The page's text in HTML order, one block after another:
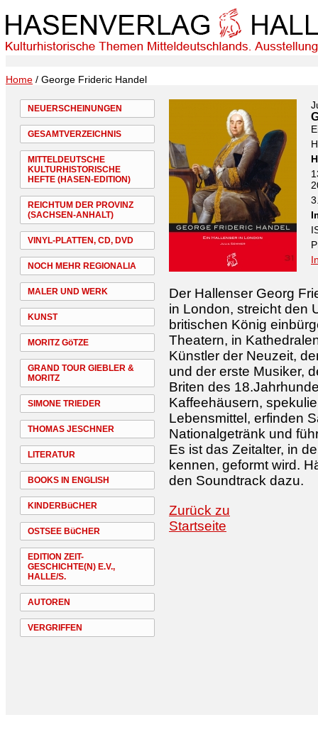
Home / George Frideric Handel
NEUERSCHEINUNGEN
GESAMTVERZEICHNIS
MITTELDEUTSCHE
KULTURHISTORISCHE
HEFTE (HASEN-EDITION)
REICHTUM DER PROVINZ
(SACHSEN-ANHALT)
VINYL-PLATTEN, CD, DVD
NOCH MEHR REGIONALIA
MALER UND WERK
KUNST
MORITZ GöTZE
GRAND TOUR GIEBLER &
MORITZ
SIMONE TRIEDER
THOMAS JESCHNER
LITERATUR
BOOKS IN ENGLISH
KINDERBüCHER
OSTSEE BüCHER
EDITION ZEIT-
GESCHICHTE(N) E.V.,
HALLE/S.
AUTOREN
VERGRIFFEN
Der Hallenser Georg
in London, streicht den
britischen König
Theatern, in
Künstler der Neuzeit,
und der erste Musiker,
Briten des
Kaffeehäusern,
Lebensmittel, erfinden
Nationalgetränk und
Es ist das Zeitalter, in
kennen, geformt wird.
den Soundtrack dazu.
Zurück zu
Startseite